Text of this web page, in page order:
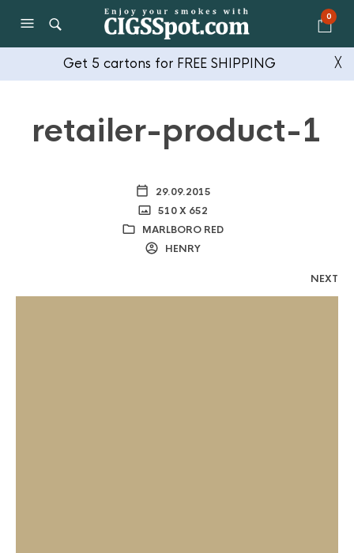
0
Get 5 cartons for FREE SHIPPING ╳
retailer-product-1
29.09.2015
510 X 652
MARLBORO RED
HENRY
NEXT